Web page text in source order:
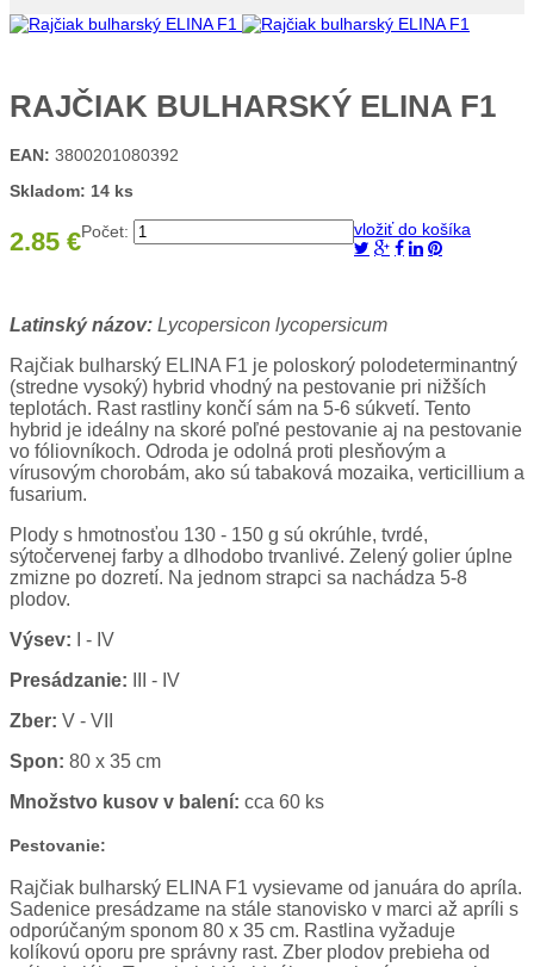
RAJČIAK BULHARSKÝ ELINA F1
EAN: 3800201080392
Skladom: 14 ks
2.85 €Počet: vložiť do košíka
Latinský názov: Lycopersicon lycopersicum
Rajčiak bulharský ELINA F1 je poloskorý polodeterminantný
(stredne vysoký) hybrid vhodný na pestovanie pri nižších
teplotách. Rast rastliny končí sám na 5-6 súkvetí. Tento
hybrid je ideálny na skoré poľné pestovanie aj na pestovanie
vo fóliovníkoch. Odroda je odolná proti plesňovým a
vírusovým chorobám, ako sú tabaková mozaika, verticillium a
fusarium.
Plody s hmotnosťou 130 - 150 g sú okrúhle, tvrdé,
sýtočervenej farby a dlhodobo trvanlivé. Zelený golier úplne
zmizne po dozretí. Na jednom strapci sa nachádza 5-8
plodov.
Výsev: I - IV
Presádzanie: III - IV
Zber: V - VII
Spon: 80 x 35 cm
Množstvo kusov v balení: cca 60 ks
Pestovanie:
Rajčiak bulharský ELINA F1 vysievame od januára do apríla.
Sadenice presádzame na stále stanovisko v marci až apríli s
odporúčaným sponom 80 x 35 cm. Rastlina vyžaduje
kolíkovú oporu pre správny rast. Zber plodov prebieha od